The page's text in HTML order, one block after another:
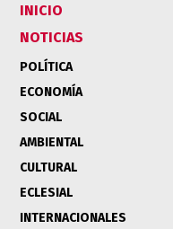
INICIO
NOTICIAS
POLÍTICA
ECONOMÍA
SOCIAL
AMBIENTAL
CULTURAL
ECLESIAL
INTERNACIONALES